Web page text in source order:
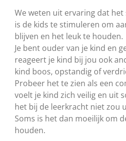
We weten uit ervaring dat
is de kids te stimuleren om
blijven en het leuk te houden.
Je bent ouder van je kind en
reageert je kind bij jou ook
kind boos, opstandig of
Probeer het te zien als een
voelt je kind zich veilig en uit
het bij de leerkracht niet zou
Soms is het dan moeilijk om
houden.